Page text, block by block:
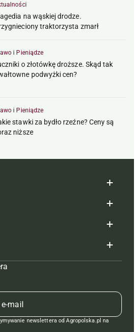
na wąskiej drodze.
traktorzysta zmarł
i Pieniądze
o złotówkę droższe. Skąd tak
podwyżki cen?
i Pieniądze
stawki za bydło rzeźne? Ceny są
niższe
newslettera od Agropolska.pl na